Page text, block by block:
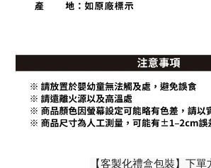
【客製化禮盒包裝】下單